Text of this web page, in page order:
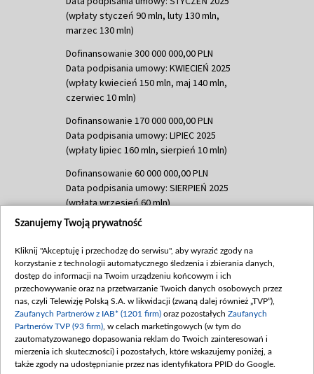
(wpłaty styczeń 90 mln, luty 130 mln,
marzec 130 mln)
Dofinansowanie 300 000 000,00 PLN
Data podpisania umowy: KWIECIEŃ 2025
(wpłaty kwiecień 150 mln, maj 140 mln,
czerwiec 10 mln)
Dofinansowanie 170 000 000,00 PLN
Data podpisania umowy: LIPIEC 2025
(wpłaty lipiec 160 mln, sierpień 10 mln)
Dofinansowanie 60 000 000,00 PLN
Data podpisania umowy: SIERPIEŃ 2025
(wpłata wrzesień 60 mln)
Dofinansowanie 635 783 051,21 PLN
(wpłata wrzesień 100 mln, październik 350
mln, listopad 265 mln)
Dofinansowanie 48 862 000,00 PLN
Data podpisania umowy: GRUDZIEŃ 2025
(wpłata grudzień 60,548 mln)
Dofinansowanie 900 000 000,00 PLN
Data podpisania umowy: LUTY 2026 (wpłata
Szanujemy Twoją prywatność
Kliknij "Akceptuję i przechodzę do serwisu", aby wyrazić zgody na
korzystanie z technologii automatycznego śledzenia i zbierania danych,
dostęp do informacji na Twoim urządzeniu końcowym i ich
przechowywanie oraz na przetwarzanie Twoich danych osobowych przez
nas, czyli Telewizję Polską S.A. w likwidacji (zwaną dalej również „TVP”),
Zaufanych Partnerów z IAB* (1201 firm) oraz pozostałych Zaufanych
Partnerów TVP (93 firm) , w celach marketingowych (w tym do
zautomatyzowanego dopasowania reklam do Twoich zainteresowań i
mierzenia ich skuteczności) i pozostałych, które wskazujemy poniżej, a
także zgody na udostępnianie przez nas identyfikatora PPID do Google.